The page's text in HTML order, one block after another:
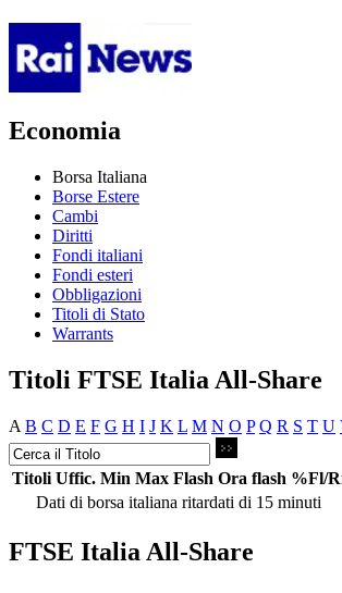
Economia
Borsa Italiana
Borse Estere
Cambi
Diritti
Fondi italiani
Fondi esteri
Obbligazioni
Titoli di Stato
Warrants
Titoli FTSE Italia All-Share
A B C D E F G H I J K L M N O P Q R S T U
Titoli Uffic. Min Max Flash Ora flash %Fl/
Dati di borsa italiana ritardati di 15 minuti
FTSE Italia All-Share